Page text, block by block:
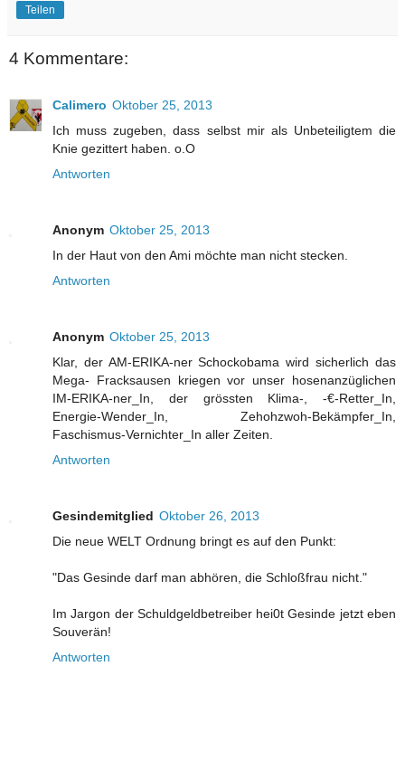
Teilen
4 Kommentare:
Calimero Oktober 25, 2013
Ich muss zugeben, dass selbst mir als Unbeteiligtem die
Knie gezittert haben. o.O
Antworten
Anonym Oktober 25, 2013
In der Haut von den Ami möchte man nicht stecken.
Antworten
Anonym Oktober 25, 2013
Klar, der AM-ERIKA-ner Schockobama wird sicherlich das
Mega- Fracksausen kriegen vor unser hosenanzüglichen
IM-ERIKA-ner_In, der grössten Klima-, -€-Retter_In,
Energie-Wender_In, Zehohzwoh-Bekämpfer_In,
Faschismus-Vernichter_In aller Zeiten.
Antworten
Gesindemitglied Oktober 26, 2013
Die neue WELT Ordnung bringt es auf den Punkt:
"Das Gesinde darf man abhören, die Schloßfrau nicht."
Im Jargon der Schuldgeldbetreiber hei0t Gesinde jetzt eben
Souverän!
Antworten